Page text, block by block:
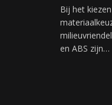
Bij het
en ABS zijn…